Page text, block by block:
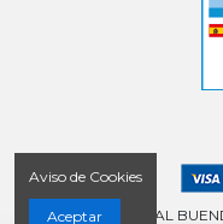
COMERCIAL
Aviso de Cookies
Aceptar